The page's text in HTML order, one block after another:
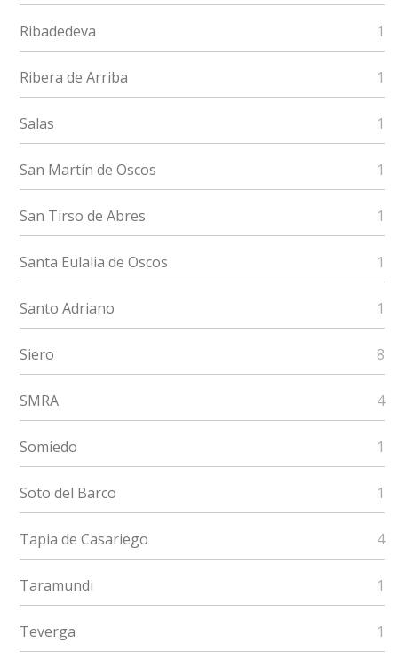
Ribadedeva 1
Ribera de Arriba 1
Salas 1
San Martín de Oscos 1
San Tirso de Abres 1
Santa Eulalia de Oscos 1
Santo Adriano 1
Siero 8
SMRA 4
Somiedo 1
Soto del Barco 1
Tapia de Casariego 4
Taramundi 1
Teverga 1